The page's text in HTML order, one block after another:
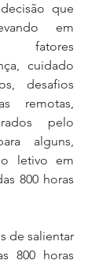
que
em
fatores
cuidado
desafios
remotas,
pelo
alguns,
letivo em
800 horas
de salientar
800 horas